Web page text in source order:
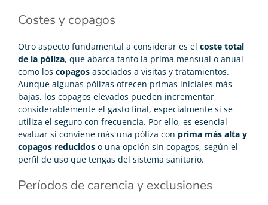
Costes y copagos
Otro aspecto fundamental a considerar es el coste total
de la póliza, que abarca tanto la prima mensual o anual
como los copagos asociados a visitas y tratamientos.
Aunque algunas pólizas ofrecen primas iniciales más
bajas, los copagos elevados pueden incrementar
considerablemente el gasto final, especialmente si se
utiliza el seguro con frecuencia. Por ello, es esencial
evaluar si conviene más una póliza con prima más alta y
copagos reducidos o una opción sin copagos, según el
perfil de uso que tengas del sistema sanitario.
Períodos de carencia y exclusiones